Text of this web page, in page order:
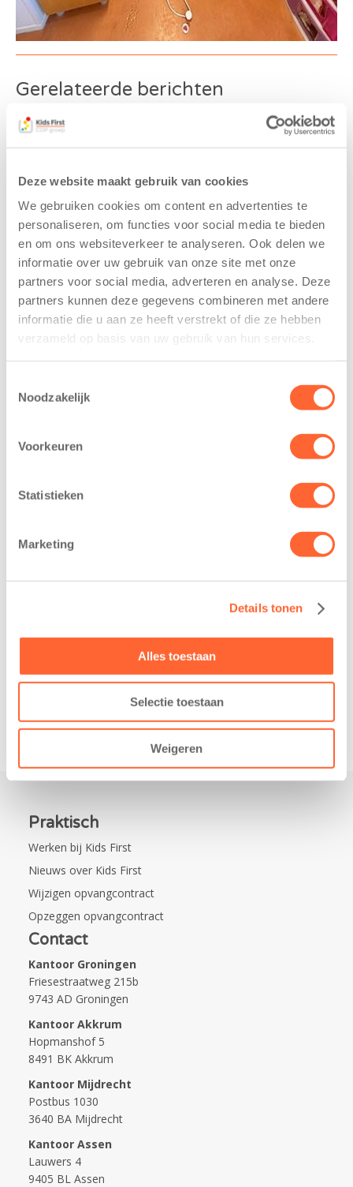
Deze website maakt gebruik van cookies
We gebruiken cookies om content en advertenties te
personaliseren, om functies voor social media te bieden
en om ons websiteverkeer te analyseren. Ook delen we
informatie over uw gebruik van onze site met onze
partners voor social media, adverteren en analyse. Deze
partners kunnen deze gegevens combineren met andere
informatie die u aan ze heeft verstrekt of die ze hebben
verzameld op basis van uw gebruik van hun services.
Noodzakelijk
Voorkeuren
Statistieken
Marketing
Details tonen
Alles toestaan
Selectie toestaan
Weigeren
Gerelateerde berichten
Kids First
tekent
koopcontract
voor nieuw
wijk Wiarda in
11 juni 2026
Kids First
heeft een
realisatie van een
Kids First
nieuwe
naamsponsor
van de Mini 4
Menzis 4 Mijl
deelnemers van
Noord-Nederland
Kinderopvang is
nieuwe
naamsponsor
Praktisch
Werken bij Kids First
Nieuws over Kids First
Wijzigen opvangcontract
Opzeggen opvangcontract
Contact
Kantoor Groningen
Friesestraatweg 215b
9743 AD Groningen
Kantoor Akkrum
Hopmanshof 5
8491 BK Akkrum
Kantoor Mijdrecht
Postbus 1030
3640 BA Mijdrecht
Kantoor Assen
Lauwers 4
9405 BL Assen